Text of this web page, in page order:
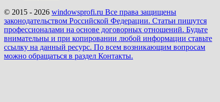
© 2015 - 2026 windowsprofi.ru Все права защищены
законодательством Российской Федерации. Статьи пишутся
профессионалами на основе договорных отношений. Будьте
внимательны и при копировании любой информации ставьте
ссылку на данный ресурс. По всем возникающим вопросам
можно обращаться в раздел Контакты.